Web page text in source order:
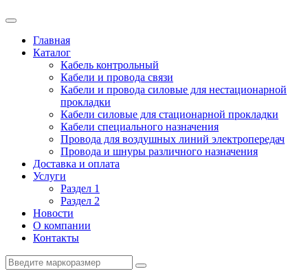
Главная
Каталог
Кабель контрольный
Кабели и провода связи
Кабели и провода силовые для нестационарной
прокладки
Кабели силовые для стационарной прокладки
Кабели специального назначения
Провода для воздушных линий электропередач
Провода и шнуры различного назначения
Доставка и оплата
Услуги
Раздел 1
Раздел 2
Новости
О компании
Контакты